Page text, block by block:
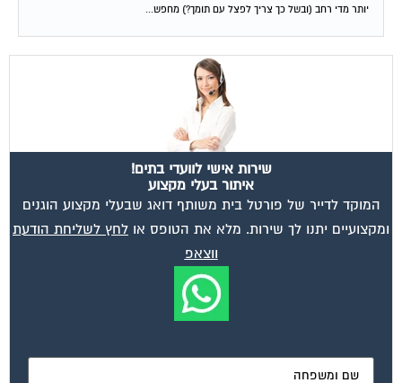
יותר מדי רחב (ובשל כך צריך לפצל עם תומך?) מחפש...
שירות אישי לוועדי בתים!
איתור בעלי מקצוע
המוקד לדייר של פורטל בית משותף דואג שבעלי מקצוע הוגנים
ומקצועיים יתנו לך שירות. מלא את הטופס או לחץ לשליחת הודעת
ווצאפ